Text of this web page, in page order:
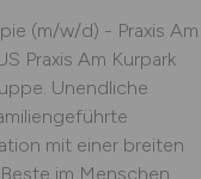
(m/w/d) - Praxis Am
Praxis Am Kurpark
Unendliche
mit einer breiten
im Menschen...